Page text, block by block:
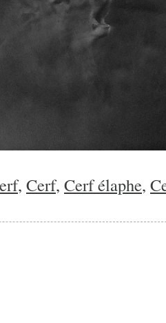
, Cerf, Cerf élaphe,